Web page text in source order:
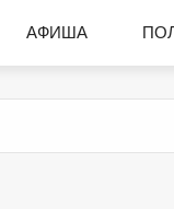
АФИША